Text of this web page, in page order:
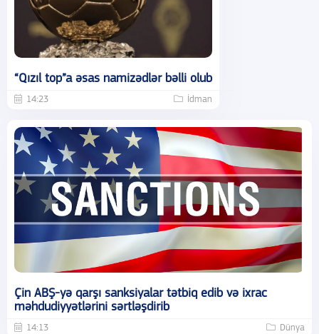
“Qızıl top”a əsas namizədlər bəlli olub
14:23 İdman
Çin ABŞ-yə qarşı sanksiyalar tətbiq edib və ixrac
məhdudiyyətlərini sərtləşdirib
14:13 Dünya